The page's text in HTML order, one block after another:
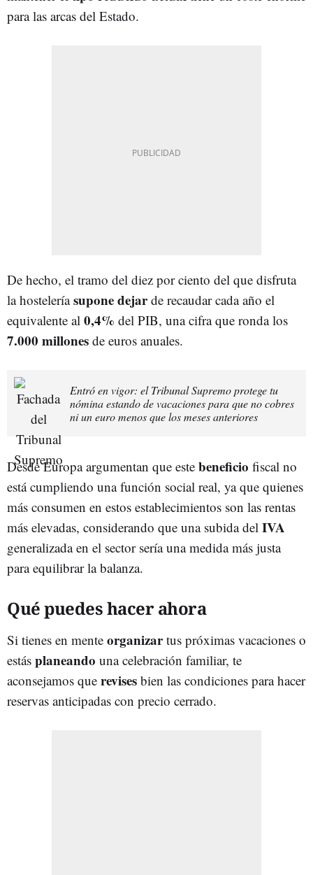
para las arcas del Estado.
De hecho, el tramo del diez por ciento del que disfruta
la hosteleríasupone dejarde recaudar cada año el
equivalente al 0,4% del PIB, una cifra que ronda los
7.000 millones de euros anuales.
Entró en vigor: el Tribunal Supremo protege tu
nómina estando de vacaciones para que no cobres
ni un euro menos que los meses anteriores
Desde Europa argumentan que este beneficio fiscal no
está cumpliendo una función social real, ya que quienes
más consumen en estos establecimientos son las rentas
más elevadas, considerando que una subida del IVA
generalizada en el sector sería una medida más justa
para equilibrar la balanza.
Qué puedes hacer ahora
Si tienes en mente organizartus próximas vacaciones o
estás planeando una celebración familiar, te
aconsejamos que revises bien las condiciones para hacer
reservas anticipadas con precio cerrado.